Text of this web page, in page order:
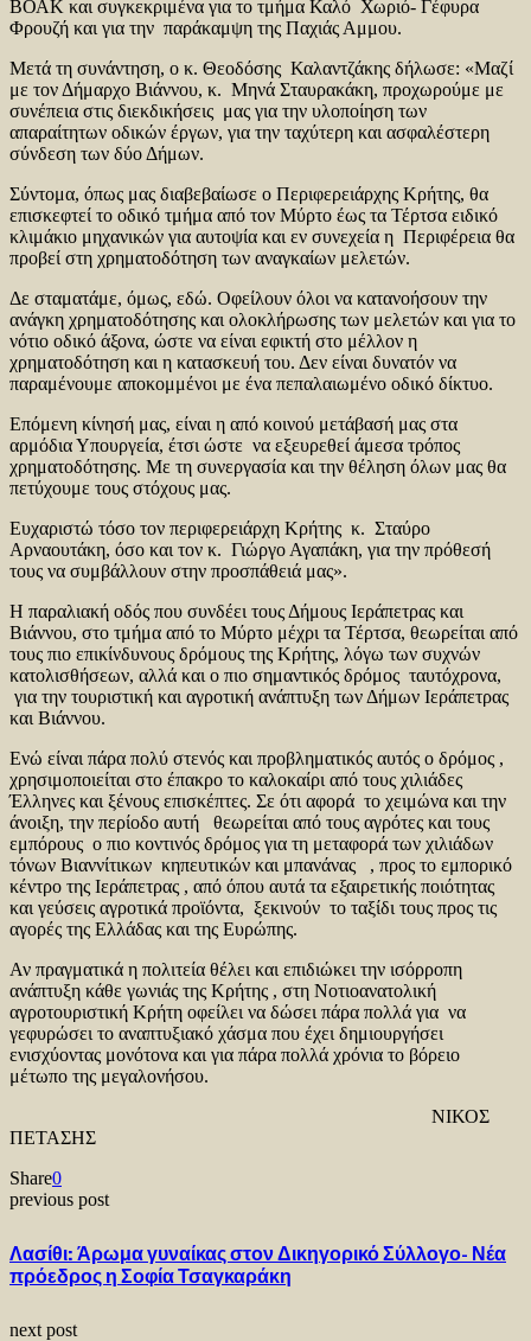
ΒΟΑΚ και συγκεκριμένα για το τμήμα Καλό Χωριό- Γέφυρα
Φρουζή και για την παράκαμψη της Παχιάς Αμμου.
Μετά τη συνάντηση, ο κ. Θεοδόσης Καλαντζάκης δήλωσε: «Μαζί
με τον Δήμαρχο Βιάννου, κ. Μηνά Σταυρακάκη, προχωρούμε με
συνέπεια στις διεκδικήσεις μας για την υλοποίηση των
απαραίτητων οδικών έργων, για την ταχύτερη και ασφαλέστερη
σύνδεση των δύο Δήμων.
Σύντομα, όπως μας διαβεβαίωσε ο Περιφερειάρχης Κρήτης, θα
επισκεφτεί το οδικό τμήμα από τον Μύρτο έως τα Τέρτσα ειδικό
κλιμάκιο μηχανικών για αυτοψία και εν συνεχεία η Περιφέρεια θα
προβεί στη χρηματοδότηση των αναγκαίων μελετών.
Δε σταματάμε, όμως, εδώ. Οφείλουν όλοι να κατανοήσουν την
ανάγκη χρηματοδότησης και ολοκλήρωσης των μελετών και για το
νότιο οδικό άξονα, ώστε να είναι εφικτή στο μέλλον η
χρηματοδότηση και η κατασκευή του. Δεν είναι δυνατόν να
παραμένουμε αποκομμένοι με ένα πεπαλαιωμένο οδικό δίκτυο.
Επόμενη κίνησή μας, είναι η από κοινού μετάβασή μας στα
αρμόδια Υπουργεία, έτσι ώστε να εξευρεθεί άμεσα τρόπος
χρηματοδότησης. Με τη συνεργασία και την θέληση όλων μας θα
πετύχουμε τους στόχους μας.
Ευχαριστώ τόσο τον περιφερειάρχη Κρήτης κ. Σταύρο
Αρναουτάκη, όσο και τον κ. Γιώργο Αγαπάκη, για την πρόθεσή
τους να συμβάλλουν στην προσπάθειά μας».
Η παραλιακή οδός που συνδέει τους Δήμους Ιεράπετρας και
Βιάννου, στο τμήμα από το Μύρτο μέχρι τα Τέρτσα, θεωρείται από
τους πιο επικίνδυνους δρόμους της Κρήτης, λόγω των συχνών
κατολισθήσεων, αλλά και ο πιο σημαντικός δρόμος ταυτόχρονα,
για την τουριστική και αγροτική ανάπτυξη των Δήμων Ιεράπετρας
και Βιάννου.
Ενώ είναι πάρα πολύ στενός και προβληματικός αυτός ο δρόμος ,
χρησιμοποιείται στο έπακρο το καλοκαίρι από τους χιλιάδες
Έλληνες και ξένους επισκέπτες. Σε ότι αφορά το χειμώνα και την
άνοιξη, την περίοδο αυτή θεωρείται από τους αγρότες και τους
εμπόρους ο πιο κοντινός δρόμος για τη μεταφορά των χιλιάδων
τόνων Βιαννίτικων κηπευτικών και μπανάνας , προς το εμπορικό
κέντρο της Ιεράπετρας , από όπου αυτά τα εξαιρετικής ποιότητας
και γεύσεις αγροτικά προϊόντα, ξεκινούν το ταξίδι τους προς τις
αγορές της Ελλάδας και της Ευρώπης.
Αν πραγματικά η πολιτεία θέλει και επιδιώκει την ισόρροπη
ανάπτυξη κάθε γωνιάς της Κρήτης , στη Νοτιοανατολική
αγροτουριστική Κρήτη οφείλει να δώσει πάρα πολλά για να
γεφυρώσει το αναπτυξιακό χάσμα που έχει δημιουργήσει
ενισχύοντας μονότονα και για πάρα πολλά χρόνια το βόρειο
μέτωπο της μεγαλονήσου.
ΝΙΚΟΣ
ΠΕΤΑΣΗΣ
Share0
previous post
Λασίθι: Άρωμα γυναίκας στον Δικηγορικό Σύλλογο- Νέα
πρόεδρος η Σοφία Τσαγκαράκη
next post